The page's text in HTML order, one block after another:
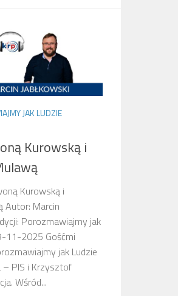
JAK LUDZIE
Kurowską i
Kurowską i
Autor: Marcin
Porozmawiajmy jak
11-2025 Gośćmi
jak Ludzie
– PIS i Krzysztof
Wśród...